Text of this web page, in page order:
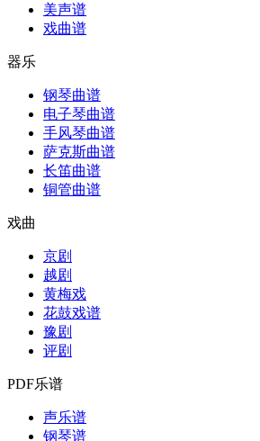
美声谱
戏曲谱
器乐
钢琴曲谱
电子琴曲谱
手风琴曲谱
萨克斯曲谱
长笛曲谱
铜管曲谱
戏曲
京剧
越剧
黄梅戏
花鼓戏谱
豫剧
评剧
PDF乐谱
声乐谱
钢琴谱